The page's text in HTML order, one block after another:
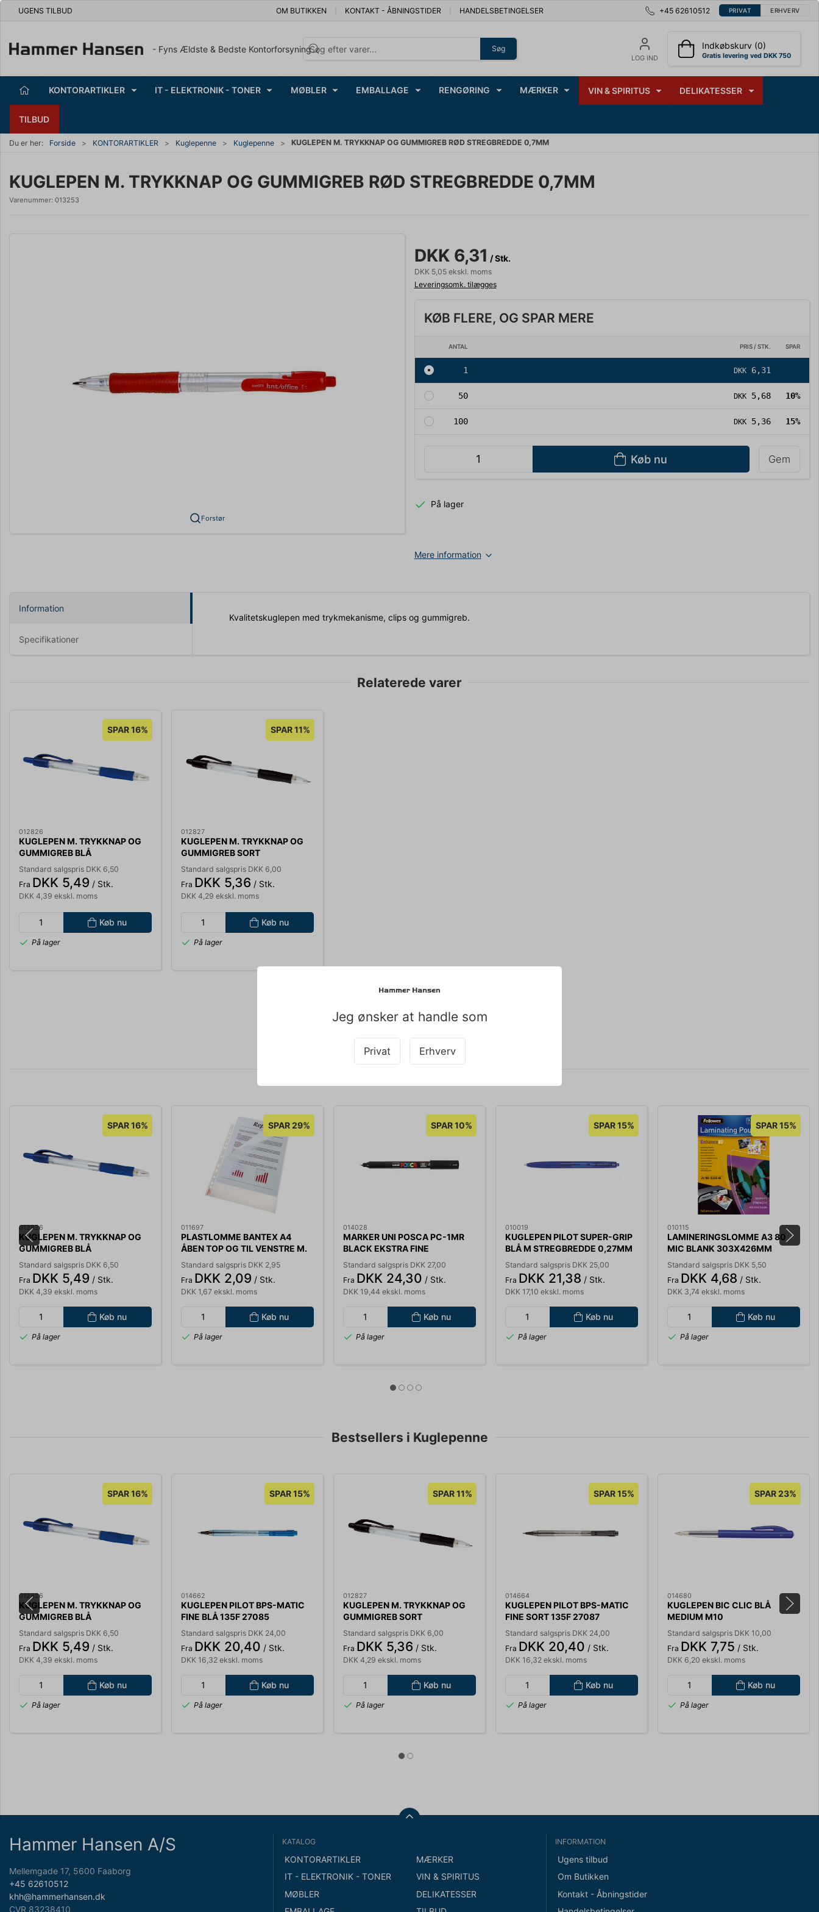
UGENS TILBUD OM BUTIKKEN KONTAKT - ÅBNINGSTIDER HANDELSBETINGELSER +45 62610512 PRIVAT ERHVERV
- Fyns Ældste & Bedste Kontorforsyning Søg
LOG IND
Indkøbskurv (0)
Gratis levering ved DKK 750
KONTORARTIKLER IT - ELEKTRONIK - TONER MØBLER EMBALLAGE RENGØRING MÆRKER VIN & SPIRITUS DELIKATESSER
TILBUD
Du er her: Forside KONTORARTIKLER Kuglepenne Kuglepenne KUGLEPEN M. TRYKKNAP OG GUMMIGREB RØD STREGBREDDE 0,7MM
Jeg ønsker at handle som
Privat Erhverv
KUGLEPEN M. TRYKKNAP OG GUMMIGREB RØD STREGBREDDE 0,7MM
Varenummer: 013253
Forstør
DKK 6,31 / Stk.
DKK 5,05 ekskl. moms
Leveringsomk. tilægges
KØB FLERE, OG SPAR MERE
ANTAL PRIS / STK. SPAR
Køb nu Gem
1 DKK 6,31
50 DKK 5,68 10%
100 DKK 5,36 15%
På lager
Mere information
Information
Specifikationer
Kvalitetskuglepen med trykmekanisme, clips og gummigreb.
Relaterede varer
SPAR 16%
012826
KUGLEPEN M. TRYKKNAP OG
GUMMIGREB BLÅ
STREGBREDDE 0,7MM 446001
Standard salgspris DKK 6,50
Fra DKK 5,49 / Stk.
DKK 4,39 ekskl. moms
Køb nu
På lager
SPAR 11%
012827
KUGLEPEN M. TRYKKNAP OG
GUMMIGREB SORT
STREGBREDDE 0,7MM 446010
Standard salgspris DKK 6,00
Fra DKK 5,36 / Stk.
DKK 4,29 ekskl. moms
Køb nu
På lager
Køb sammen med det her produkt
SPAR 16%
012826
KUGLEPEN M. TRYKKNAP OG
GUMMIGREB BLÅ
STREGBREDDE 0,7MM 446001
Standard salgspris DKK 6,50
Fra DKK 5,49 / Stk.
DKK 4,39 ekskl. moms
Køb nu
På lager
SPAR 29%
011697
PLASTLOMME BANTEX A4
ÅBEN TOP OG TIL VENSTRE M.
PRÆG 0,12MM 56193
Standard salgspris DKK 2,95
Fra DKK 2,09 / Stk.
DKK 1,67 ekskl. moms
Køb nu
På lager
SPAR 10%
014028
MARKER UNI POSCA PC-1MR
BLACK EKSTRA FINE
Standard salgspris DKK 27,00
Fra DKK 24,30 / Stk.
DKK 19,44 ekskl. moms
Køb nu
På lager
SPAR 15%
010019
KUGLEPEN PILOT SUPER-GRIP
BLÅ M STREGBREDDE 0,27MM
524424
Standard salgspris DKK 25,00
Fra DKK 21,38 / Stk.
DKK 17,10 ekskl. moms
Køb nu
På lager
SPAR 15%
010115
LAMINERINGSLOMME A3 80
MIC BLANK 303X426MM
5306207
Standard salgspris DKK 5,50
Fra DKK 4,68 / Stk.
DKK 3,74 ekskl. moms
Køb nu
På lager
Bestsellers i Kuglepenne
SPAR 16%
012826
KUGLEPEN M. TRYKKNAP OG
GUMMIGREB BLÅ
STREGBREDDE 0,7MM 446001
Standard salgspris DKK 6,50
Fra DKK 5,49 / Stk.
DKK 4,39 ekskl. moms
Køb nu
På lager
SPAR 15%
014662
KUGLEPEN PILOT BPS-MATIC
FINE BLÅ 135F 27085
Standard salgspris DKK 24,00
Fra DKK 20,40 / Stk.
DKK 16,32 ekskl. moms
Køb nu
På lager
SPAR 11%
012827
KUGLEPEN M. TRYKKNAP OG
GUMMIGREB SORT
STREGBREDDE 0,7MM 446010
Standard salgspris DKK 6,00
Fra DKK 5,36 / Stk.
DKK 4,29 ekskl. moms
Køb nu
På lager
SPAR 15%
014664
KUGLEPEN PILOT BPS-MATIC
FINE SORT 135F 27087
Standard salgspris DKK 24,00
Fra DKK 20,40 / Stk.
DKK 16,32 ekskl. moms
Køb nu
På lager
SPAR 23%
014680
KUGLEPEN BIC CLIC BLÅ
MEDIUM M10
Standard salgspris DKK 10,00
Fra DKK 7,75 / Stk.
DKK 6,20 ekskl. moms
Køb nu
På lager
Hammer Hansen A/S
Mellemgade 17, 5600 Faaborg
+45 62610512
khh@hammerhansen.dk
CVR 83238410
KATALOG
KONTORARTIKLER
IT - ELEKTRONIK - TONER
MØBLER
MÆRKER
VIN & SPIRITUS
DELIKATESSER
INFORMATION
Ugens tilbud
Om Butikken
Kontakt - Åbningstider